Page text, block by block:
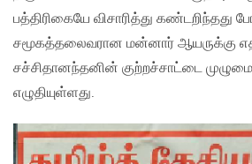
பத்திரிகையே விசாரித்து கண்டறிந்தது
சமூகத்தலைவரான மன்னார் ஆயருக்கு
சச்சிதானந்தனின் குற்றச்சாட்டை
எழுதியுள்ளது.